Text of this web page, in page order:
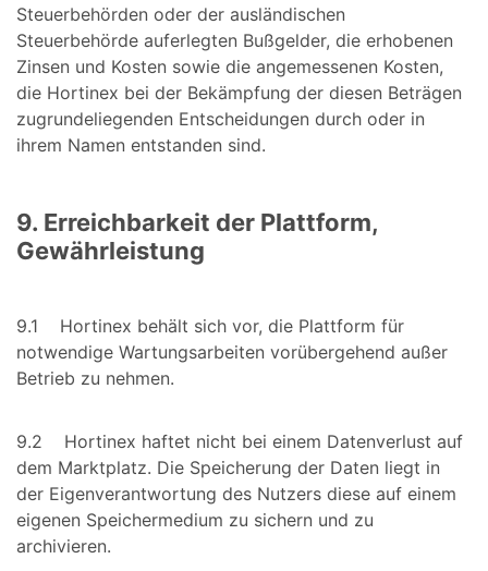
Steuerbehörden oder der ausländischen
Steuerbehörde auferlegten Bußgelder, die erhobenen
Zinsen und Kosten sowie die angemessenen Kosten,
die Hortinex bei der Bekämpfung der diesen Beträgen
zugrundeliegenden Entscheidungen durch oder in
ihrem Namen entstanden sind.
9. Erreichbarkeit der Plattform,
Gewährleistung
9.1 Hortinex behält sich vor, die Plattform für
notwendige Wartungsarbeiten vorübergehend außer
Betrieb zu nehmen.
9.2 Hortinex haftet nicht bei einem Datenverlust auf
dem Marktplatz. Die Speicherung der Daten liegt in
der Eigenverantwortung des Nutzers diese auf einem
eigenen Speichermedium zu sichern und zu
archivieren.